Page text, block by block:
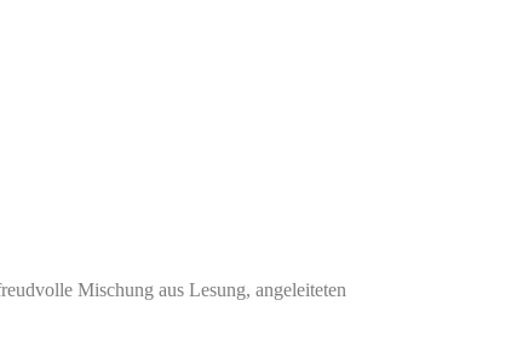
Mischung aus Lesung, angeleiteten